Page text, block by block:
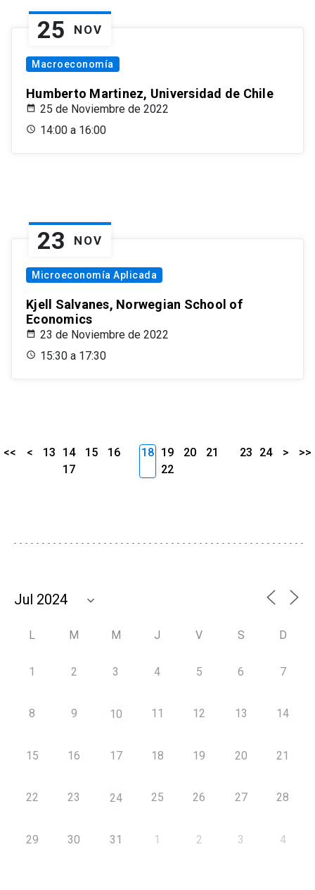
25 NOV
Macroeconomía
Humberto Martinez, Universidad de Chile
25 de Noviembre de 2022
14:00 a 16:00
23 NOV
Microeconomía Aplicada
Kjell Salvanes, Norwegian School of
Economics
23 de Noviembre de 2022
15:30 a 17:30
<< < 13 14 15
16
17
18 19 20
21
22
23 24 > >>
L M M J V S D
1 2 3 4 5 6 7
8 9 10 11 12 13 14
15 16 17 18 19 20 21
22 23 24 25 26 27 28
29 30 31 1 2 3 4